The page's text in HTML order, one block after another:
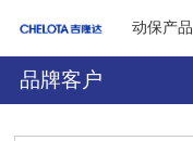
动保产品
品牌客户